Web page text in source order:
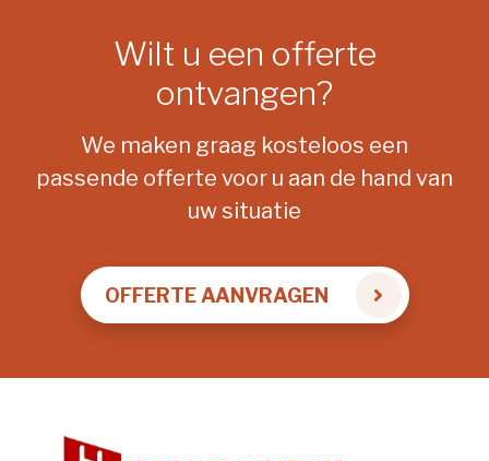
Wilt u een offerte
ontvangen?
We maken graag kosteloos een
passende offerte voor u aan de hand van
uw situatie
OFFERTE AANVRAGEN